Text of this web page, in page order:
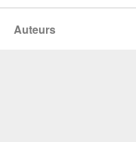
Auteurs